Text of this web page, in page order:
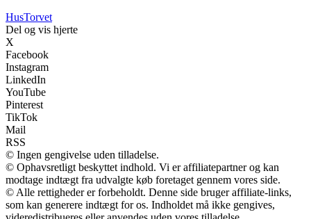
HusTorvet
Del og vis hjerte
X
Facebook
Instagram
LinkedIn
YouTube
Pinterest
TikTok
Mail
RSS
© Ingen gengivelse uden tilladelse.
© Ophavsretligt beskyttet indhold. Vi er affiliatepartner og kan
modtage indtægt fra udvalgte køb foretaget gennem vores side.
© Alle rettigheder er forbeholdt. Denne side bruger affiliate-links,
som kan generere indtægt for os. Indholdet må ikke gengives,